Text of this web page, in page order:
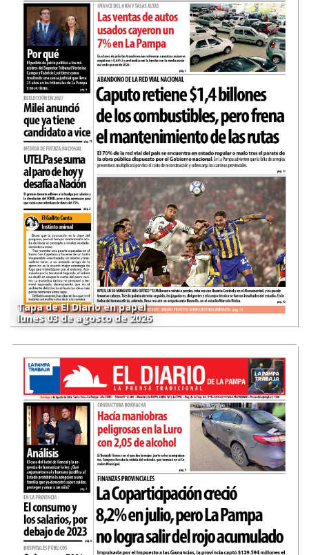
Tapa de El Diario en papel
lunes 03 de agosto de 2026